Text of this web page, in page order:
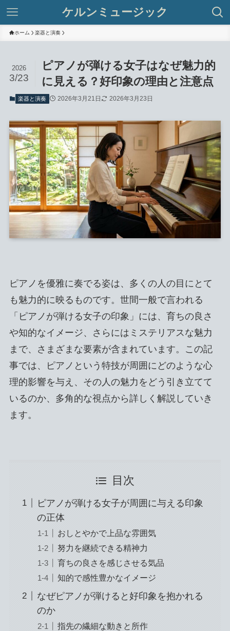
ケルンミュージック
ホーム 楽器と演奏
ピアノが弾ける女子はなぜ魅力的
に見える？好印象の理由と注意点
2026
3/23
楽器と演奏 2026年3月21日 2026年3月23日
ピアノを優雅に奏でる姿は、多くの人の目にとて
も魅力的に映るものです。世間一般で言われる
「ピアノが弾ける女子の印象」には、育ちの良さ
や知的なイメージ、さらにはミステリアスな魅力
まで、さまざまな要素が含まれています。この記
事では、ピアノという特技が周囲にどのような心
理的影響を与え、その人の魅力をどう引き立てて
いるのか、多角的な視点から詳しく解説していき
ます。
目次
ピアノが弾ける女子が周囲に与える印象
の正体
おしとやかで上品な雰囲気
努力を継続できる精神力
育ちの良さを感じさせる気品
知的で感性豊かなイメージ
なぜピアノが弾けると好印象を抱かれる
のか
指先の繊細な動きと所作